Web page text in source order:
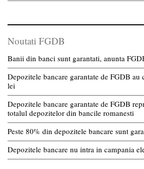
Noutati FGDB
Banii din banci sunt garantati, anunta
Depozitele bancare garantate de FGDB
lei
Depozitele bancare garantate de FGDB
totalul depozitelor din bancile romanesti
Peste 80% din depozitele bancare sunt
Depozitele bancare nu intra in campania